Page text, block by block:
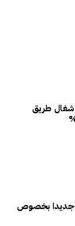
طريق
جديدا بخصوص